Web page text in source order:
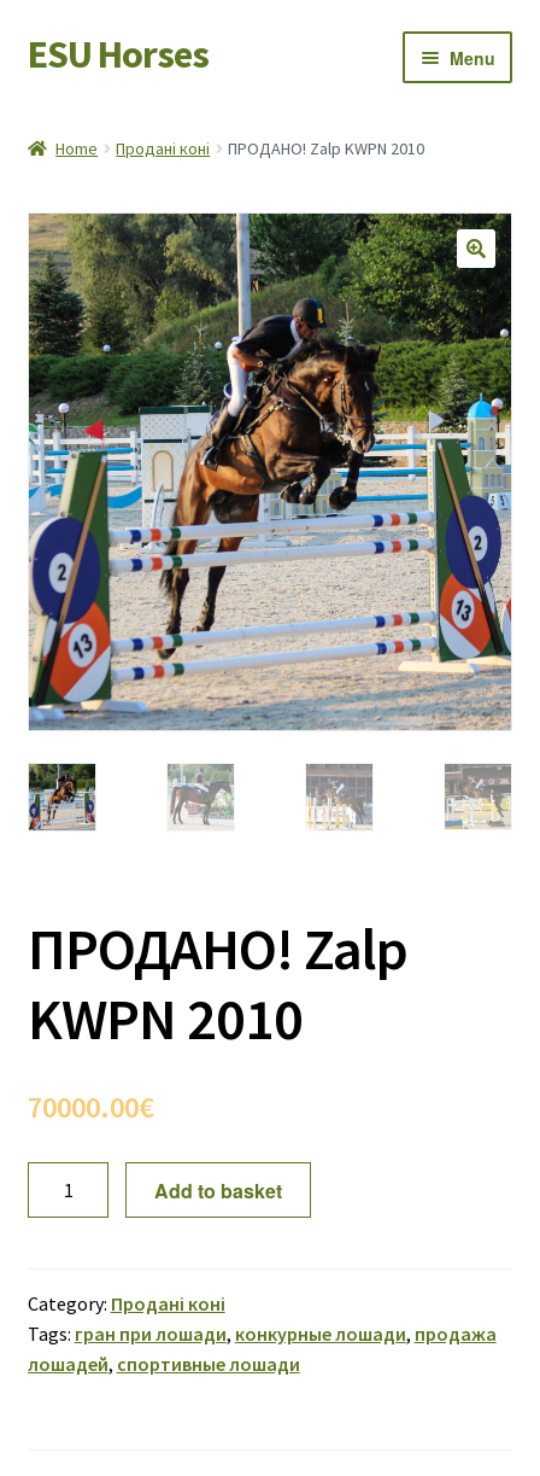
Skip
to
Skip
to
ESU Horses Menu
Save Horses
My account
Home Продані коні ПРОДАНО! Zalp KWPN 2010
ПРОДАНО! Zalp
KWPN 2010
70000.00€
quantity
Add to basket
Category: Продані коні
Tags: гран при лошади, конкурные лошади, продажа
лошадей, спортивные лошади